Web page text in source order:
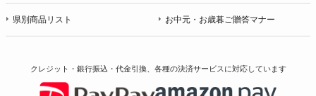
県別商品リスト お中元・お歳暮ご贈答マナー
クレジット・銀行振込・代金引換、各種の決済サービスに対応しています